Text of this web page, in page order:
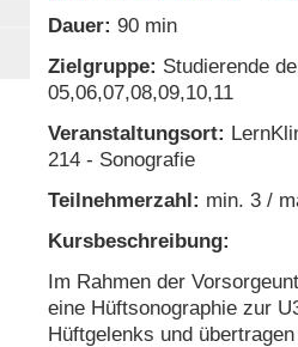
Dauer: 90 min
Zielgruppe: Studierende
05,06,07,08,09,10,11
Veranstaltungsort:
214 - Sonografie
Teilnehmerzahl: min. 3 /
Kursbeschreibung:
Im Rahmen der
eine Hüftsonographie zur
Hüftgelenks und